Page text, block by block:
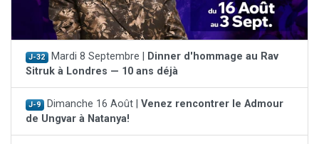
J-32 Mardi 8 Septembre |
Dinner d'hommage au Rav
Sitruk à Londres — 10 ans déjà
J-9 Dimanche 16 Août | Venez rencontrer le Admour
de Ungvar à Natanya!